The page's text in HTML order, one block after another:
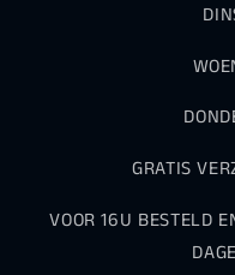
GRATIS
VOOR 16U BESTELD